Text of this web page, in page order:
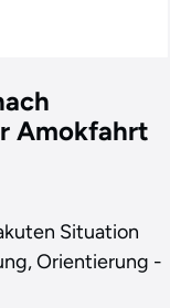
Amokfahrt
Situation
Orientierung -